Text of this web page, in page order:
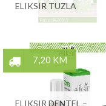
ELIKSIR TUZLA
7,20 KM
ELIKSIR DENTEL –